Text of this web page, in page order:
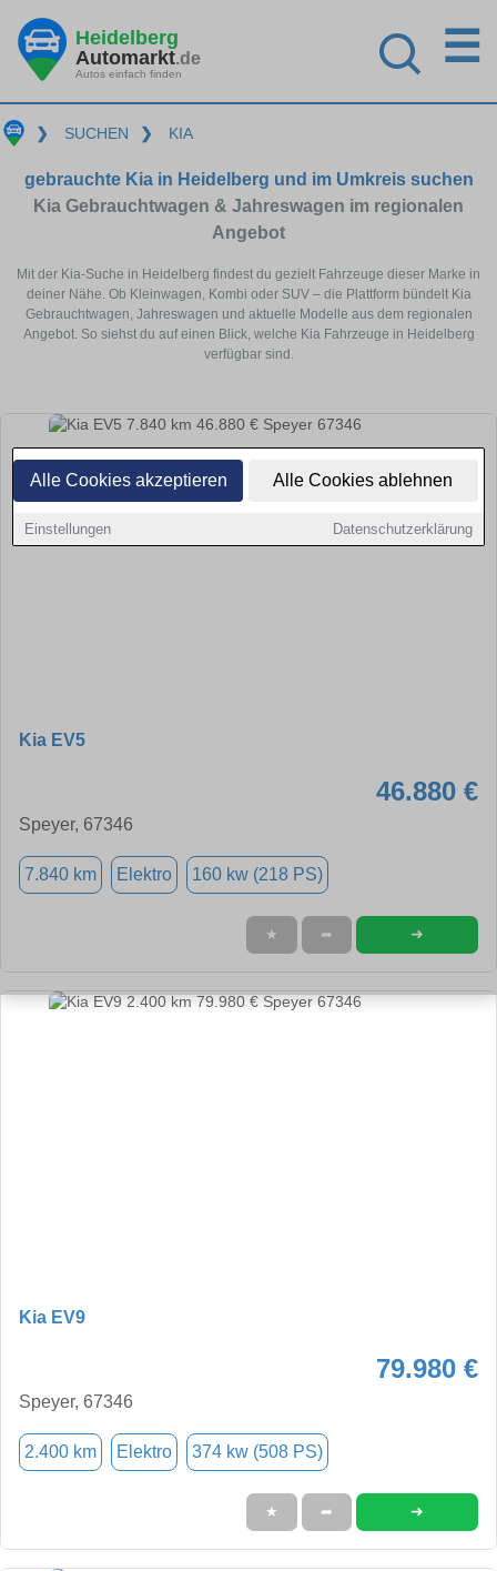
Alle Cookies akzeptieren Alle Cookies ablehnen
Einstellungen Datenschutzerklärung
Heidelberg
Automarkt.de
Autos einfach finden
☰
❯ SUCHEN ❯ KIA
gebrauchte Kia in Heidelberg und im Umkreis suchen
Kia Gebrauchtwagen & Jahreswagen im regionalen
Angebot
Mit der Kia-Suche in Heidelberg findest du gezielt Fahrzeuge dieser Marke in
deiner Nähe. Ob Kleinwagen, Kombi oder SUV – die Plattform bündelt Kia
Gebrauchtwagen, Jahreswagen und aktuelle Modelle aus dem regionalen
Angebot. So siehst du auf einen Blick, welche Kia Fahrzeuge in Heidelberg
verfügbar sind.
Kia EV5
46.880 €
Speyer, 67346
7.840 km Elektro 160 kw (218 PS)
★ ➦ ➜
Kia EV9
79.980 €
Speyer, 67346
2.400 km Elektro 374 kw (508 PS)
★ ➦ ➜